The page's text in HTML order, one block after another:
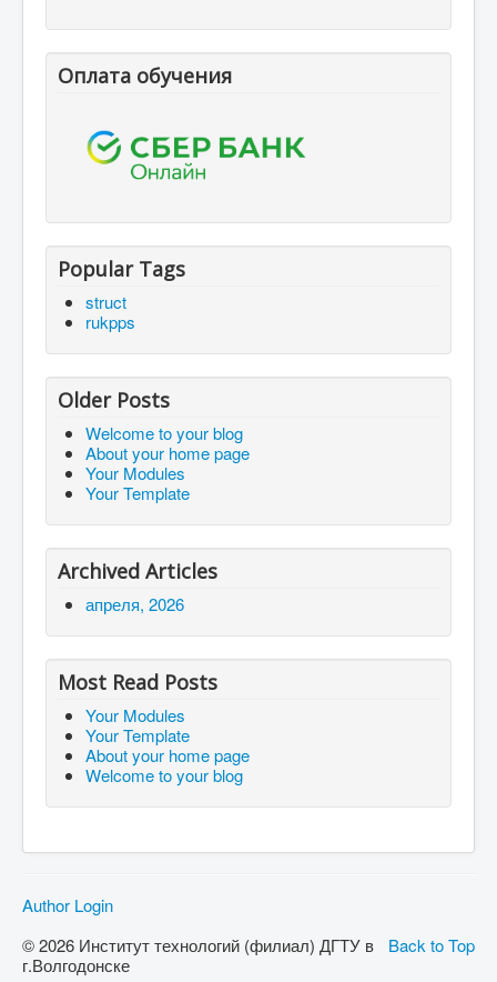
Оплата обучения
Popular Tags
struct
rukpps
Older Posts
Welcome to your blog
About your home page
Your Modules
Your Template
Archived Articles
апреля, 2026
Most Read Posts
Your Modules
Your Template
About your home page
Welcome to your blog
Author Login
Back to Top
© 2026 Институт технологий (филиал) ДГТУ в
г.Волгодонске